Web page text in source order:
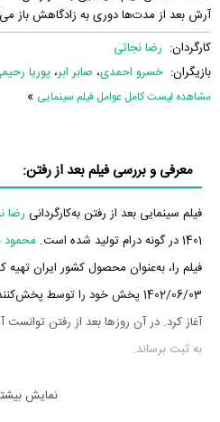
آرش بعد از مدت‌ها دوری به زادگاهش باز
کارگردان: رضا نجاتی
بازیگران: خسرو احمدی، صابر ابر، پوریا
مشاهده لیست کامل عوامل فیلم سینمایی »
معرفی و بررسی فیلم بعد از رفتن:
فیلم سینمایی بعد از رفتن به‌کارگردانی رضا
1401 در گونه درام تولید شده است.
محمود
فیلم را، به‌عنوان محصول کشور ایران تهیه
1402/06/03 پخش خود را توسط
به ثبت برساند.
نمایش